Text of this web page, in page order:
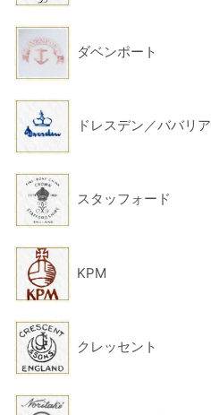
ダベンポート
ドレスデン／ババリア
スタッフォード
KPM
クレッセント